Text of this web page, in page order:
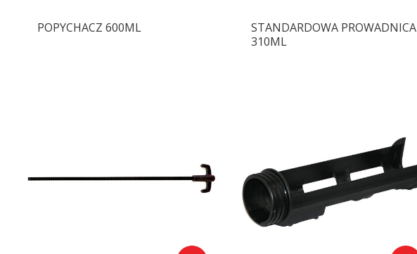
POPYCHACZ 600ML
STANDARDOWA PROWADNICA
310ML